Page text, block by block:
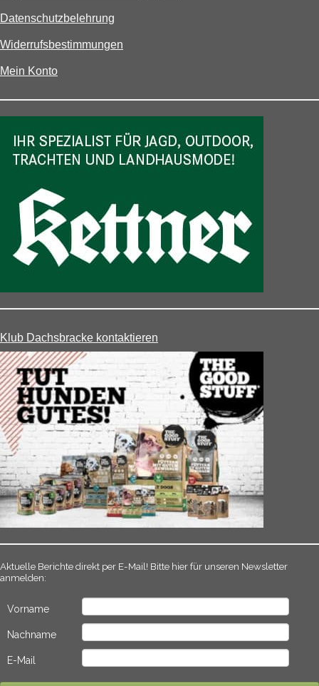
Datenschutzbelehrung
Widerrufsbestimmungen
Mein Konto
Klub Dachsbracke kontaktieren
Aktuelle Berichte direkt per E-Mail! Bitte hier für unseren Newsletter
anmelden:
Vorname
Nachname
E-Mail